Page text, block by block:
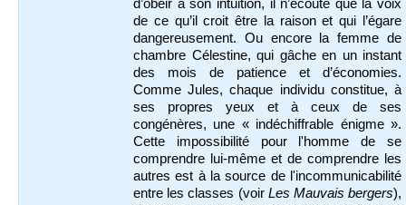
d’obéir à son intuition, il n’écoute que la voix
de ce qu’il croit être la raison et qui l’égare
dangereusement. Ou encore la femme de
chambre Célestine, qui gâche en un instant
des mois de patience et d’économies.
Comme Jules, chaque individu constitue, à
ses propres yeux et à ceux de ses
congénères, une « indéchiffrable énigme ».
Cette impossibilité pour l'homme de se
comprendre lui-même et de comprendre les
autres est à la source de l'incommunicabilité
entre les classes (voir Les Mauvais bergers),